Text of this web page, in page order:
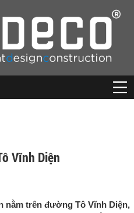
Vĩnh Diện
nằm trên đường Tô Vĩnh Diện,